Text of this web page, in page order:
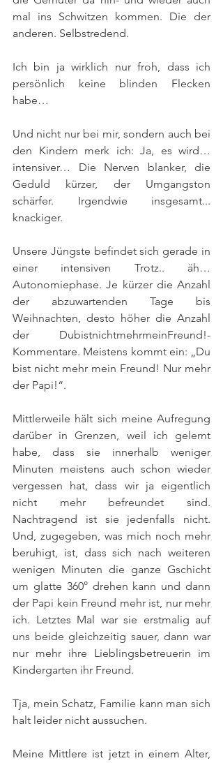
mal ins Schwitzen kommen. Die der
anderen. Selbstredend.
Ich bin ja wirklich nur froh, dass ich
persönlich keine blinden Flecken
habe…
Und nicht nur bei mir, sondern auch bei
den Kindern merk ich: Ja, es wird…
intensiver… Die Nerven blanker, die
Geduld kürzer, der Umgangston
schärfer. Irgendwie insgesamt...
knackiger.
Unsere Jüngste befindet sich gerade in
einer intensiven Trotz.. äh…
Autonomiephase. Je kürzer die Anzahl
der abzuwartenden Tage bis
Weihnachten, desto höher die Anzahl
der DubistnichtmehrmeinFreund!-
Kommentare. Meistens kommt ein: „Du
bist nicht mehr mein Freund! Nur mehr
der Papi!“.
Mittlerweile hält sich meine Aufregung
darüber in Grenzen, weil ich gelernt
habe, dass sie innerhalb weniger
Minuten meistens auch schon wieder
vergessen hat, dass wir ja eigentlich
nicht mehr befreundet sind.
Nachtragend ist sie jedenfalls nicht.
Und, zugegeben, was mich noch mehr
beruhigt, ist, dass sich nach weiteren
wenigen Minuten die ganze Gschicht
um glatte 360° drehen kann und dann
der Papi kein Freund mehr ist, nur mehr
ich. Letztes Mal war sie erstmalig auf
uns beide gleichzeitig sauer, dann war
nur mehr ihre Lieblingsbetreuerin im
Kindergarten ihr Freund.
Tja, mein Schatz, Familie kann man sich
halt leider nicht aussuchen.
Meine Mittlere ist jetzt in einem Alter,